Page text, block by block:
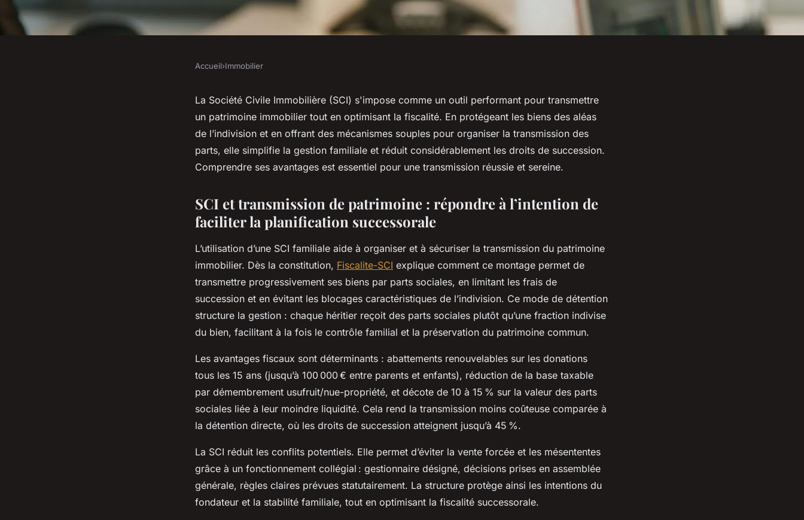
Transmission de patrimoine :
pourquoi choisir la sci ?
Accueil›Immobilier
La Société Civile Immobilière (SCI) s'impose comme un outil performant pour transmettre
un patrimoine immobilier tout en optimisant la fiscalité. En protégeant les biens des aléas
de l’indivision et en offrant des mécanismes souples pour organiser la transmission des
parts, elle simplifie la gestion familiale et réduit considérablement les droits de succession.
Comprendre ses avantages est essentiel pour une transmission réussie et sereine.
SCI et transmission de patrimoine : répondre à l’intention de
faciliter la planification successorale
L’utilisation d’une SCI familiale aide à organiser et à sécuriser la transmission du patrimoine
immobilier. Dès la constitution, Fiscalite-SCI explique comment ce montage permet de
transmettre progressivement ses biens par parts sociales, en limitant les frais de
succession et en évitant les blocages caractéristiques de l’indivision. Ce mode de détention
structure la gestion : chaque héritier reçoit des parts sociales plutôt qu’une fraction indivise
du bien, facilitant à la fois le contrôle familial et la préservation du patrimoine commun.
Les avantages fiscaux sont déterminants : abattements renouvelables sur les donations
tous les 15 ans (jusqu’à 100 000 € entre parents et enfants), réduction de la base taxable
par démembrement usufruit/nue-propriété, et décote de 10 à 15 % sur la valeur des parts
sociales liée à leur moindre liquidité. Cela rend la transmission moins coûteuse comparée à
la détention directe, où les droits de succession atteignent jusqu’à 45 %.
La SCI réduit les conflits potentiels. Elle permet d’éviter la vente forcée et les mésententes
grâce à un fonctionnement collégial : gestionnaire désigné, décisions prises en assemblée
générale, règles claires prévues statutairement. La structure protège ainsi les intentions du
fondateur et la stabilité familiale, tout en optimisant la fiscalité successorale.